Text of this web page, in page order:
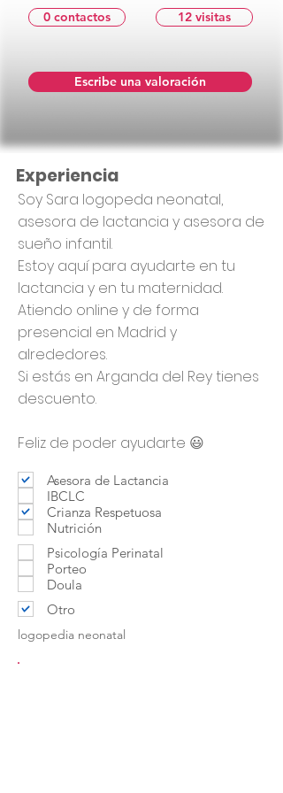
Escribe una valoración
0 contactos 12 visitas
Soy Sara logopeda neonatal,
asesora de lactancia y asesora de
sueño infantil.
Estoy aquí para ayudarte en tu
lactancia y en tu maternidad.
Atiendo online y de forma
presencial en Madrid y
alrededores.
Si estás en Arganda del Rey tienes
descuento.
Feliz de poder ayudarte 😃
Asesora de Lactancia
IBCLC
Crianza Respetuosa
Nutrición
Psicología Perinatal
Porteo
Doula
Otro
logopedia neonatal
Experiencia